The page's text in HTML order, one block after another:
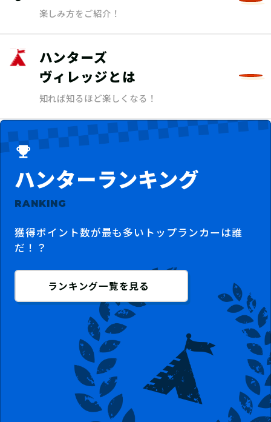
楽しみ方をご紹介！
ハンターズ
ヴィレッジとは
知れば知るほど楽しくなる！
ハンターランキング
RANKING
獲得ポイント数が最も多いトップランカーは誰
だ！？
ランキング一覧を見る